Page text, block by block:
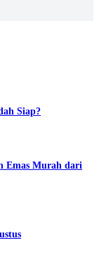
Siap?
Emas Murah dari